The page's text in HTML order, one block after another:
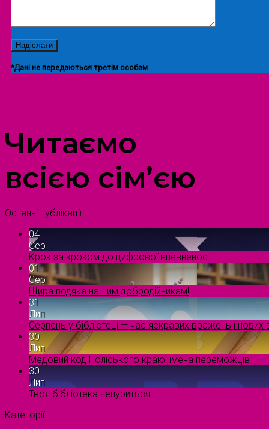
*Дані не передаються третім особам
Читаємо
всією сім’єю
Останні публікації
04
Сер
Крок за кроком до цифрової впевненості
01
Сер
Щира подяка нашим добродійникам!
31
Лип
Серпень у бібліотеці — час яскравих вражень і нових
30
Лип
Медовий код Поліського краю: імена переможців
30
Лип
Твоя бібліотека чепуриться
Категорії